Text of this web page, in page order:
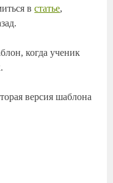
встатье,
когда ученик
версия шаблона